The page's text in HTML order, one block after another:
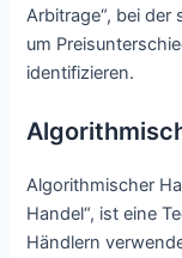
Arbitrage“, bei
um
identifizieren.
Algorithmischer
Handel“, ist eine
Händlern